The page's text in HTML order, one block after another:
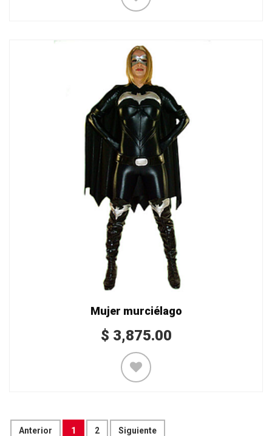
Mujer murciélago
$ 3,875.00
Anterior 1 2 Siguiente